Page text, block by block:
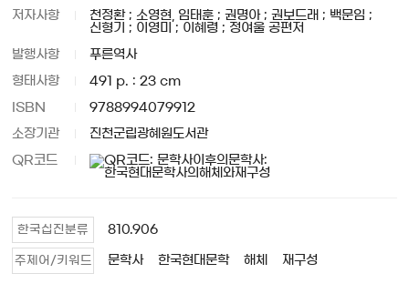
저자사항
천정환 ; 소영현, 임태훈 ; 권명아 ; 권보드래 ; 백문임 ;
신형기 ; 이영미 ; 이혜령 ; 정여울 공편저
발행사항 푸른역사
형태사항 491 p. : 23 cm
ISBN 9788994079912
소장기관 진천군립광혜원도서관
QR코드
한국십진분류 810.906
주제어/키워드 문학사 한국현대문학 해체 재구성